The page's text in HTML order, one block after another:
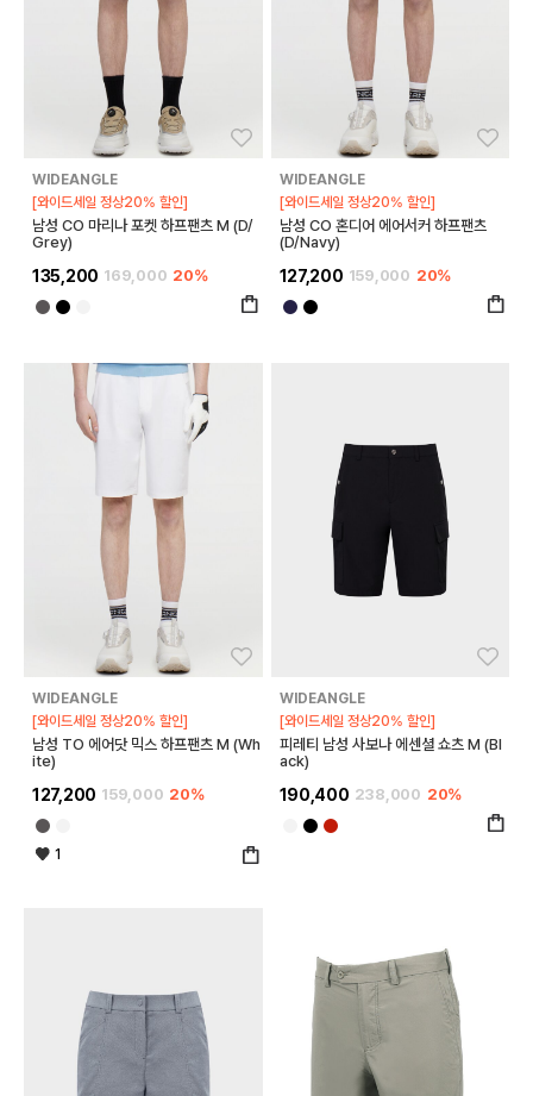
WIDEANGLE
[와이드세일 정상20% 할인]
남성 CO 마리나 포켓 하프팬츠 M (D/
Grey)
135,200 169,000 20%
WIDEANGLE
[와이드세일 정상20% 할인]
남성 CO 혼디어 에어서커 하프팬츠
(D/Navy)
127,200 159,000 20%
WIDEANGLE
[와이드세일 정상20% 할인]
남성 TO 에어닷 믹스 하프팬츠 M (Wh
ite)
127,200 159,000 20%
1
WIDEANGLE
[와이드세일 정상20% 할인]
피레티 남성 사보나 에센셜 쇼츠 M (Bl
ack)
190,400 238,000 20%